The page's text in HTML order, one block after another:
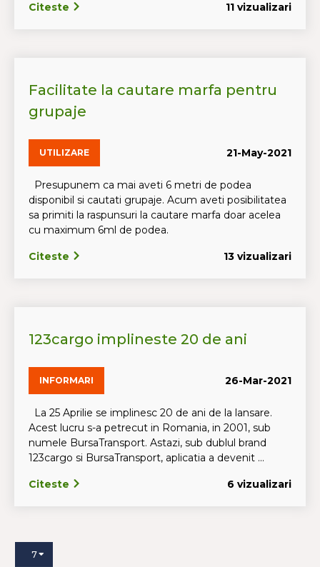
Citeste 11 vizualizari
Facilitate la cautare marfa pentru
grupaje
UTILIZARE 21-May-2021
Presupunem ca mai aveti 6 metri de podea
disponibil si cautati grupaje. Acum aveti posibilitatea
sa primiti la raspunsuri la cautare marfa doar acelea
cu maximum 6ml de podea.
Citeste 13 vizualizari
123cargo implineste 20 de ani
INFORMARI 26-Mar-2021
La 25 Aprilie se implinesc 20 de ani de la lansare.
Acest lucru s-a petrecut in Romania, in 2001, sub
numele BursaTransport. Astazi, sub dublul brand
123cargo si BursaTransport, aplicatia a devenit ...
Citeste 6 vizualizari
7